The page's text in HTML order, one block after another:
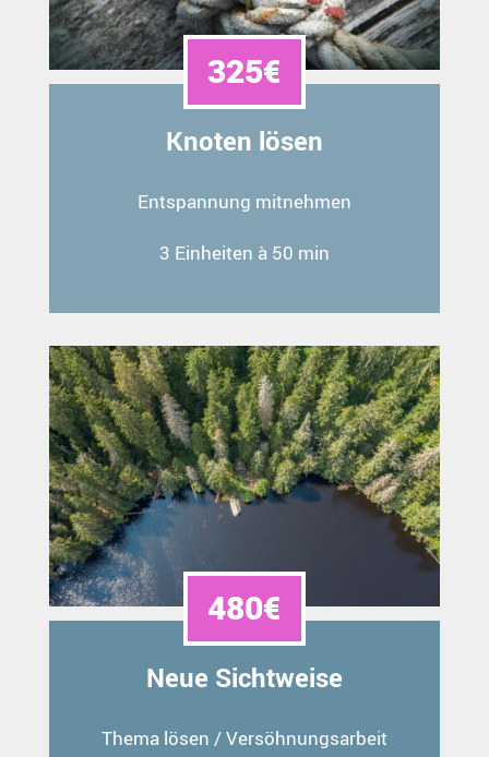
325€
Knoten lösen
Entspannung mitnehmen
3 Einheiten à 50 min
480€
Neue Sichtweise
Thema lösen / Versöhnungsarbeit